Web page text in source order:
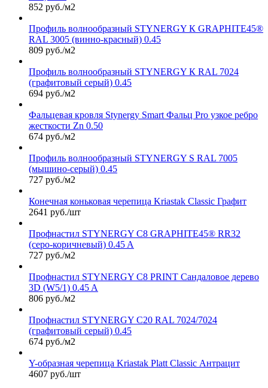
852 руб./м2
Профиль волнообразный STYNERGY К GRAPHITE45®
RAL 3005 (винно-красный) 0.45
809 руб./м2
Профиль волнообразный STYNERGY К RAL 7024
(графитовый серый) 0.45
694 руб./м2
Фальцевая кровля Stynergy Smart Фальц Pro узкое ребро
жесткости Zn 0.50
674 руб./м2
Профиль волнообразный STYNERGY S RAL 7005
(мышино-серый) 0.45
727 руб./м2
Конечная коньковая черепица Kriastak Classic Графит
2641 руб./шт
Профнастил STYNERGY С8 GRAPHITE45® RR32
(серо-коричневый) 0.45 A
727 руб./м2
Профнастил STYNERGY С8 PRINT Сандаловое дерево
3D (W5/1) 0.45 A
806 руб./м2
Профнастил STYNERGY С20 RAL 7024/7024
(графитовый серый) 0.45
674 руб./м2
Y-образная черепица Kriastak Platt Classic Антрацит
4607 руб./шт